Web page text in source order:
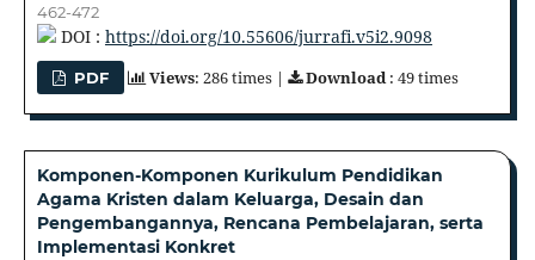
462-472
DOI : https://doi.org/10.55606/jurrafi.v5i2.9098
PDF Views: 286 times | Download: 49 times
Komponen-Komponen Kurikulum Pendidikan
Agama Kristen dalam Keluarga, Desain dan
Pengembangannya, Rencana Pembelajaran, serta
Implementasi Konkret